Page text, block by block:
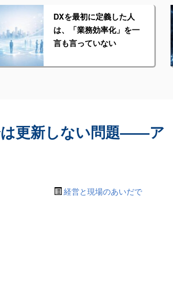
DXを最初に定義した人
は、「業務効率化」を一
言も言っていない
更新しない問題——ア
経営と現場のあいだで